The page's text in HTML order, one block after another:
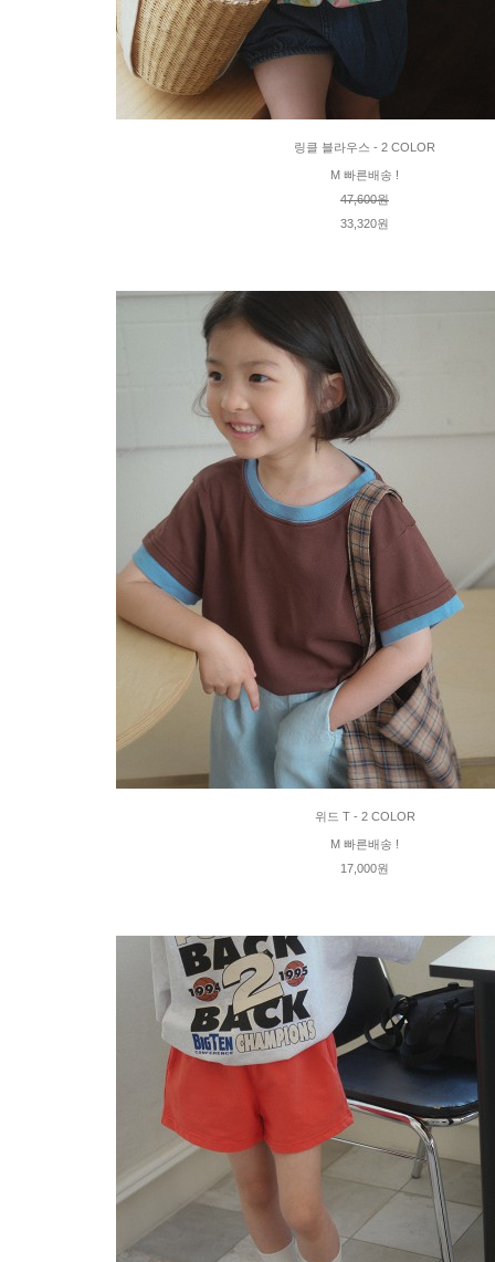
링클 블라우스 - 2 COLOR
M 빠른배송 !
47,600원
33,320원
위드 T - 2 COLOR
M 빠른배송 !
17,000원